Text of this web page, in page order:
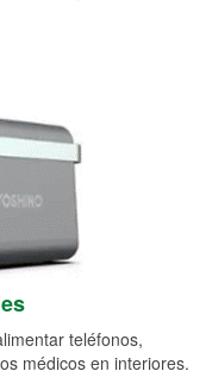
teléfonos,
médicos en interiores.